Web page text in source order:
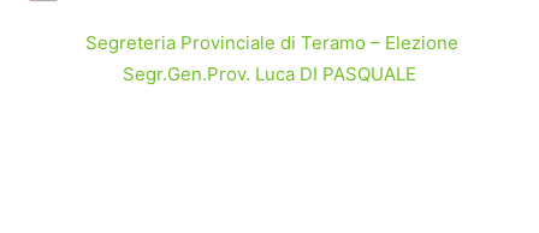
Segreteria Provinciale di Teramo – Elezione
Segr.Gen.Prov. Luca DI PASQUALE